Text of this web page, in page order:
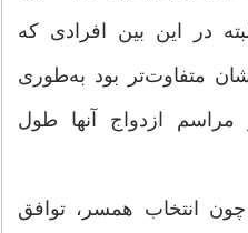
در این بین افرادی که
متفاوت‌تر بود به‌طوری
ازدواج آنها طول
انتخاب همسر، توافق